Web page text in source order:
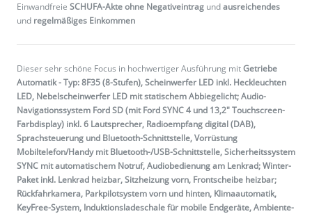
Einwandfreie SCHUFA-Akte ohne Negativeintrag undausreichendes
und regelmäßiges Einkommen
Dieser sehr schöne Focus in hochwertiger Ausführung mitGetriebe
Automatik - Typ: 8F35 (8-Stufen), Scheinwerfer LED inkl. Heckleuchten
LED, Nebelscheinwerfer LED mit statischem Abbiegelicht; Audio-
Navigationssystem Ford SD (mit Ford SYNC 4 und 13,2" Touchscreen-
Farbdisplay) inkl. 6 Lautsprecher, Radioempfang digital (DAB),
Sprachsteuerung und Bluetooth-Schnittstelle, Vorrüstung
Mobiltelefon/Handy mit Bluetooth-/USB-Schnittstelle, Sicherheitssystem
SYNC mit automatischem Notruf, Audiobedienung am Lenkrad; Winter-
Paket inkl. Lenkrad heizbar, Sitzheizung vorn, Frontscheibe heizbar;
Rückfahrkamera, Parkpilotsystem vorn und hinten, Klimaautomatik,
KeyFree-System, Induktionsladeschale für mobile Endgeräte, Ambiente-